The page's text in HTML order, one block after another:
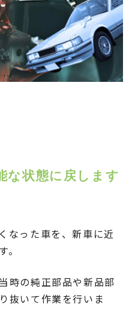
な状態に戻します
なった車を、新車に近
時の純正部品や新品部
抜いて作業を行いま